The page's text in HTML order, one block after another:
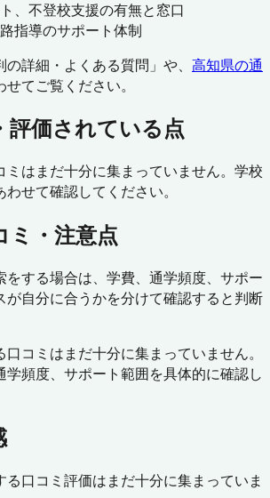
、不登校支援の有無と窓口
指導のサポート体制
詳細・よくある質問」や、 高知県の通
せてご覧ください。
評価されている点
ミはまだ十分に集まっていません。学校
せて確認してください。
ミ・注意点
をする場合は、学費、通学頻度、サポー
が自分に合うかを分けて確認すると判断
コミはまだ十分に集まっていません。
学頻度、サポート範囲を具体的に確認し
口コミ評価はまだ十分に集まっていま